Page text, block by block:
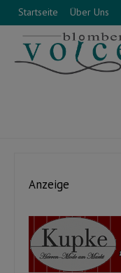
Startseite Über Uns
Anzeige